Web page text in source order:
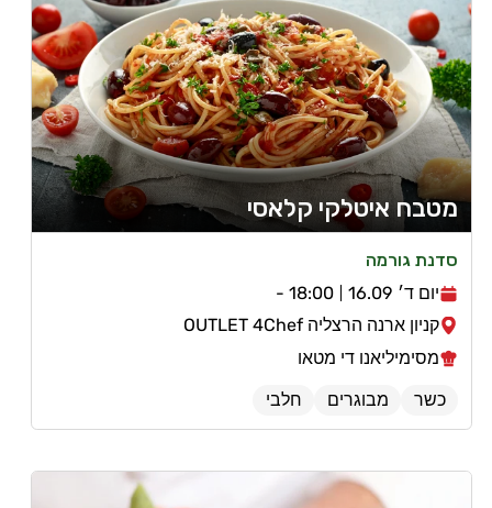
מטבח איטלקי קלאסי
סדנת גורמה
יום ד׳ 16.09
18:00 -
קניון ארנה הרצליה OUTLET 4Chef
מסימיליאנו די מטאו
כשר
מבוגרים חלבי